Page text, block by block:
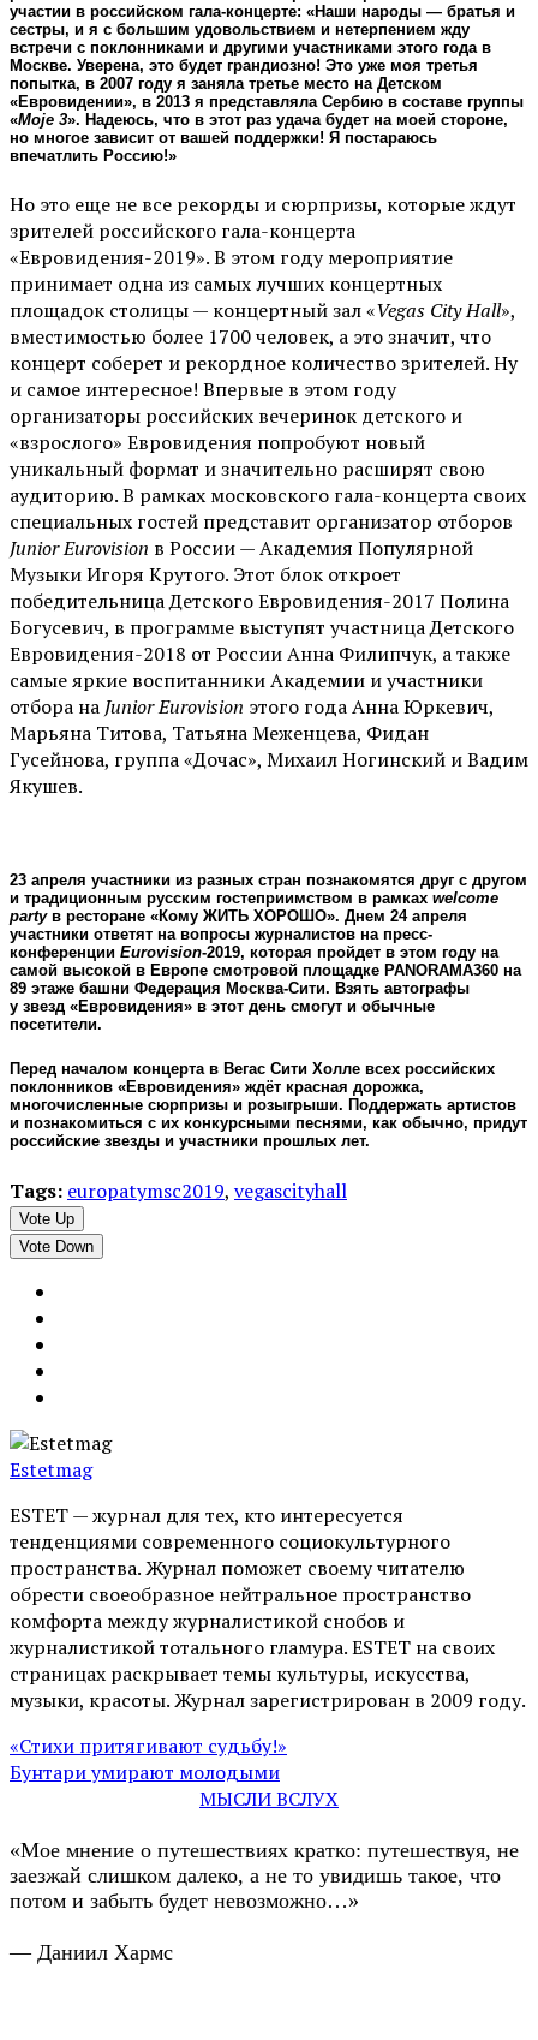
участии в российском гала-концерте: «Наши народы — братья и
сестры, и я с большим удовольствием и нетерпением жду
встречи с поклонниками и другими участниками этого года в
Москве. Уверена, это будет грандиозно! Это уже моя третья
попытка, в 2007 году я заняла третье место на Детском
«Евровидении», в 2013 я представляла Сербию в составе группы
«Moje 3». Надеюсь, что в этот раз удача будет на моей стороне,
но многое зависит от вашей поддержки! Я постараюсь
впечатлить Россию!»
Но это еще не все рекорды и сюрпризы, которые ждут
зрителей российского гала-концерта
«Евровидения-2019». В этом году мероприятие
принимает одна из самых лучших концертных
площадок столицы — концертный зал «Vegas City Hall»,
вместимостью более 1700 человек, а это значит, что
концерт соберет и рекордное количество зрителей. Ну
и самое интересное! Впервые в этом году
организаторы российских вечеринок детского и
«взрослого» Евровидения попробуют новый
уникальный формат и значительно расширят свою
аудиторию. В рамках московского гала-концерта своих
специальных гостей представит организатор отборов
Junior Eurovision в России — Академия Популярной
Музыки Игоря Крутого. Этот блок откроет
победительница Детского Евровидения-2017 Полина
Богусевич, в программе выступят участница Детского
Евровидения-2018 от России Анна Филипчук, а также
самые яркие воспитанники Академии и участники
отбора на Junior Eurovision этого года Анна Юркевич,
Марьяна Титова, Татьяна Меженцева, Фидан
Гусейнова, группа «Дочас», Михаил Ногинский и Вадим
Якушев.
23 апреля участники из разных стран познакомятся друг с другом
и традиционным русским гостеприимством в рамках welcome
partyв ресторане «Кому ЖИТЬ ХОРОШО». Днем 24 апреля
участники ответят на вопросы журналистов на пресс-
конференции Eurovision-2019, которая пройдет в этом году на
самой высокой в Европе смотровой площадке PANORAMA360 на
89 этаже башни Федерация Москва-Сити. Взять автографы
у звезд «Евровидения» в этот день смогут и обычные
посетители.
Перед началом концерта в Вегас Сити Холле всех российских
поклонников «Евровидения» ждёт красная дорожка,
многочисленные сюрпризы и розыгрыши. Поддержать артистов
и познакомиться с их конкурсными песнями, как обычно, придут
российские звезды и участники прошлых лет.
Tags: europatymsc2019, vegascityhall
Vote Up
Vote Down
Estetmag
ESTET — журнал для тех, кто интересуeтся
тенденциями современного социокультурного
пространства. Журнал поможет своему читателю
обрести своеобразное нейтральное пространство
комфорта между журналистикой снобов и
журналистикой тотального гламура. ESTET на своих
страницах раскрывает темы культуры, искусства,
музыки, красоты. Журнал зарегистрирован в 2009 году.
«Стихи притягивают судьбу!»
Бунтари умирают молодыми
МЫСЛИ ВСЛУХ
«Мое мнение о путешествиях кратко: путешествуя, не
заезжай слишком далеко, а не то увидишь такое, что
потом и забыть будет невозможно…»
— Даниил Хармс